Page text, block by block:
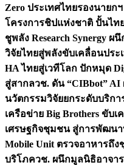
Zero ประเทศไทยรองนายกฯ
โครงการชิปแห่งชาติ ปั้นไท
ชูพลัง Research Synergy
วิจัยไทยสู่พลังขับเคลื่อนประ
HA ไทยสู่เวทีโลก ปักหมุด
สู่สากลวช. ดัน “CIBbot”
นวัตกรรมวิจัยยกระดับบริก
เครือข่าย Big Brothers ขับ
เศรษฐกิจชุมชน สู่การพัฒน
Mobile Unit ตรวจอาหารถึ
บริโภควช. ผนึกมูลนิธิอาจา